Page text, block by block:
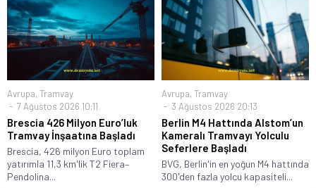
Avrupa, Tramvay
7 Ağustos 2026 10:11
Brescia 426 Milyon Euro’luk
Tramvay İnşaatına Başladı
Brescia, 426 milyon Euro toplam
yatırımla 11,3 km'lik T2 Fiera–
Pendolina...
Avrupa, Tramvay
3 Ağustos 2026 20:13
Berlin M4 Hattında Alstom’un
Kameralı Tramvayı Yolculu
Seferlere Başladı
BVG, Berlin'in en yoğun M4 hattında
300'den fazla yolcu kapasiteli...